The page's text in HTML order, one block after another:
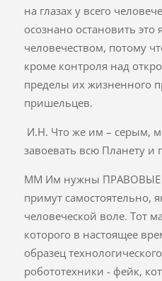
на глазах у всего
осознано остановить
человечеством, потому
кроме контроля над
пределы их жизненного
пришельцев.
И.Н. Что же им – серым,
завоевать всю Планету и
ММ Им нужны ПРАВОВЫЕ
примут самостоятельно,
человеческой воле. Тот
которого в настоящее
образец
робототехники - фейк,